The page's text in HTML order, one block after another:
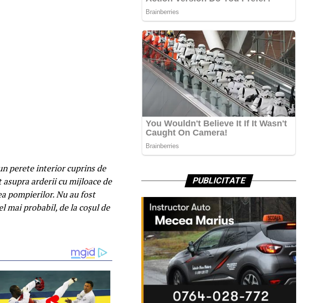
perete interior cuprins de
arderii cu mijloace de
pompierilor. Nu au fost
mai probabil, de la coșul de
PUBLICITATE